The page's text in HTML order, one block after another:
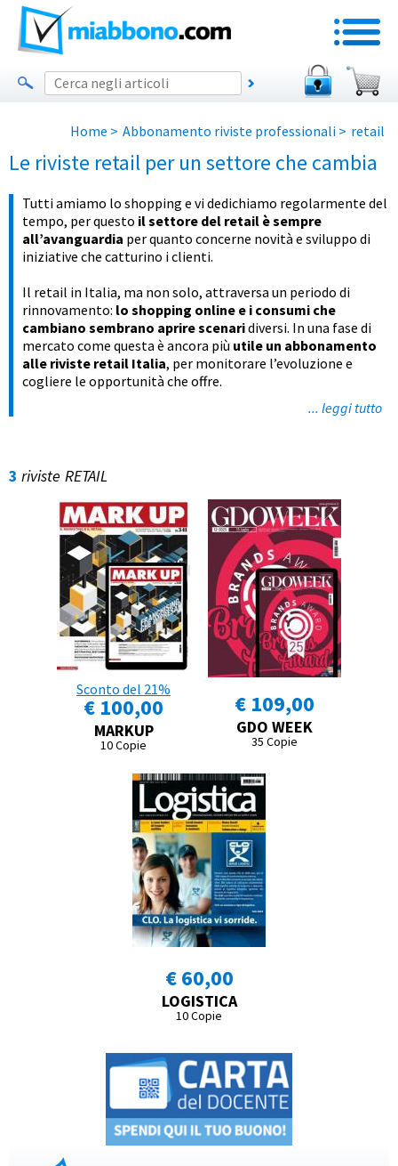
Home > Abbonamento riviste professionali > retail
Le riviste retail per un settore che cambia
Tutti amiamo lo shopping e vi dedichiamo regolarmente del
tempo, per questo il settore del retail è sempre
all’avanguardia per quanto concerne novità e sviluppo di
iniziative che catturino i clienti.
Il retail in Italia, ma non solo, attraversa un periodo di
rinnovamento: lo shopping online e i consumi che
cambiano sembrano aprire scenaridiversi. In una fase di
mercato come questa è ancora più utile un abbonamento
alle riviste retail Italia, per monitorare l’evoluzione e
cogliere le opportunità che offre.
... leggi tutto
3 riviste RETAIL
Sconto del 21%
€ 100,00
MARKUP
10 Copie
€ 109,00
GDO WEEK
35 Copie
€ 60,00
LOGISTICA
10 Copie